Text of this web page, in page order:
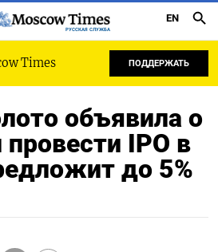
РУССКАЯ СЛУЖБА
EN
Times ПОДДЕРЖАТЬ
объявила о
IPO в
до 5%